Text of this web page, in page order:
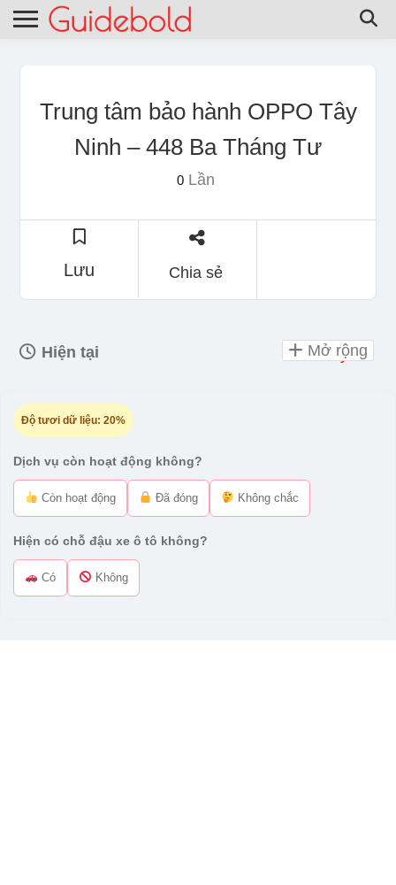
Trung tâm bảo hành OPPO Tây
Ninh – 448 Ba Tháng Tư
0Lần
Lưu Chia sẻ
Hiện tại Day Off
Độ tươi dữ liệu: 20%
Dịch vụ còn hoạt động không?
Còn hoạt động Đã đóng Không chắc
Hiện có chỗ đậu xe ô tô không?
Có Không
Mở rộng